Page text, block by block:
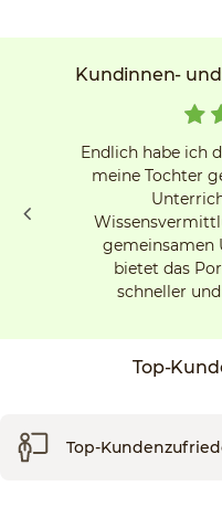
Kundinnen-
Endlich habe ich
meine Tochter
gemeinsamen
bietet das
schneller
Top-
Top-